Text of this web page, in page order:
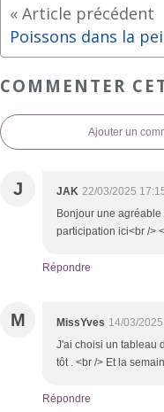
COMMENTER
Ajouter un
J JAK 22/03/2025
Bonjour une
participation ici<br />
Répondre
M MissYves 14/03/
J'ai choisi un tableau
tôt . <br /> Et la
Répondre